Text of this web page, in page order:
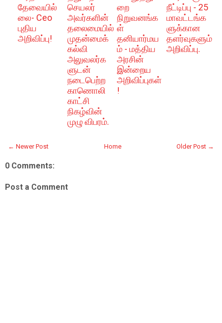
தேவையில்
லை- Ceo
புதிய
அறிவிப்பு!
செயலர்
அவர்களின்
தலைமையில்
முதன்மைக்
கல்வி
அலுவலர்க
ளுடன்
நடைபெற்ற
காணொலி
காட்சி
நிகழ்வின்
முழு விபரம்.
றை
நிறுவனங்க
ள்
தனியார்மய
ம் - மத்திய
அரசின்
இன்றைய
அறிவிப்புகள்
!
நீட்டிப்பு - 25
மாவட்டங்க
ளுக்கான
தளர்வுகளும்
அறிவிப்பு.
← Newer Post Older Post →
Home
0 Comments:
Post a Comment